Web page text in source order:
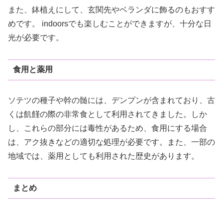
また、鉢植えにして、玄関先やベランダに飾るのもおすす
めです。 indoorsでも楽しむことができますが、十分な日
光が必要です。
食用と薬用
ソテツの種子や幹の髄には、デンプンが含まれており、古
くは飢饉の際の非常食として利用されてきました。しか
し、これらの部分には毒性があるため、食用にする場合
は、アク抜きなどの適切な処理が必要です。また、一部の
地域では、薬用としても利用された歴史があります。
まとめ